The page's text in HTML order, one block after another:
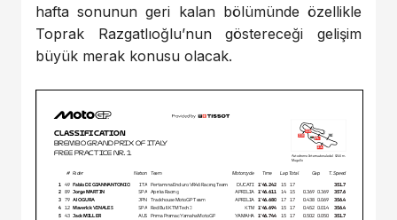
hafta sonunun geri kalan bölümünde özellikle
Toprak Razgatlıoğlu’nun göstereceği gelişim
büyük merak konusu olacak.